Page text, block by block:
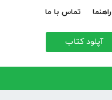
راهنما تماس با ما
آپلود کتاب